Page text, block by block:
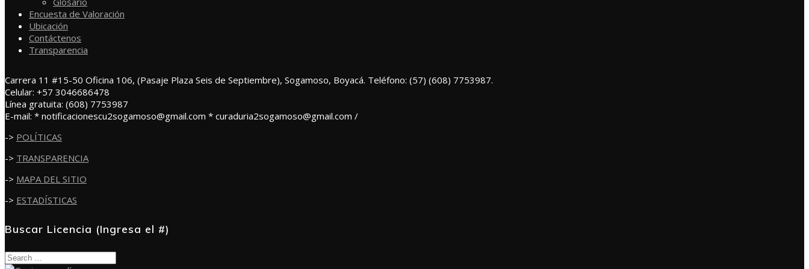
Encuesta de Valoración
Ubicación
Contáctenos
Transparencia
Carrera 11 #15-50 Oficina 106, (Pasaje Plaza Seis de Septiembre), Sogamoso, Boyacá. Teléfono: (57) (608) 7753987.
Celular: +57 3046686478
Línea gratuita: (608) 7753987
E-mail: * notificacionescu2sogamoso@gmail.com * curaduria2sogamoso@gmail.com /
-> POLÍTICAS
-> TRANSPARENCIA
-> MAPA DEL SITIO
-> ESTADÍSTICAS
Buscar Licencia (Ingresa el #)
Search